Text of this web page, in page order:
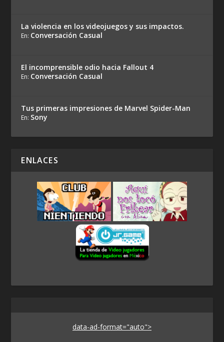
La violencia en los videojuegos y sus impactos.
En: Conversación Casual
El incomprensible odio hacia Fallout 4
En: Conversación Casual
Tus primeras impresiones de Marvel Spider-Man
En: Sony
ENLACES
data-ad-format="auto">